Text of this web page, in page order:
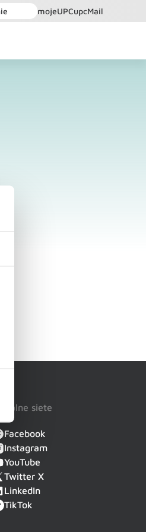
mojeUPCupcMail
siete
Facebook
Instagram
YouTube
Twitter X
LinkedIn
TikTok